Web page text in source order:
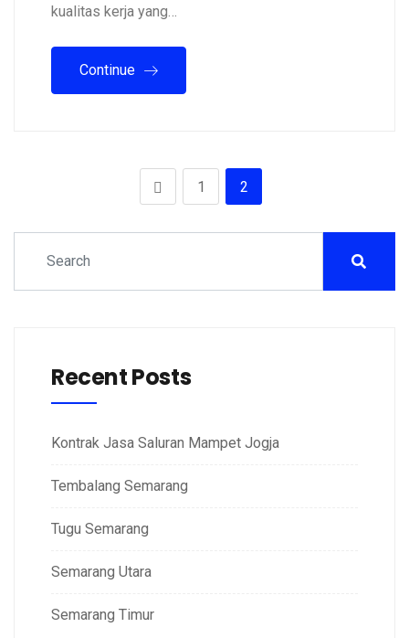
kualitas kerja yang…
Continue
1 2
Recent Posts
Kontrak Jasa Saluran Mampet Jogja
Tembalang Semarang
Tugu Semarang
Semarang Utara
Semarang Timur